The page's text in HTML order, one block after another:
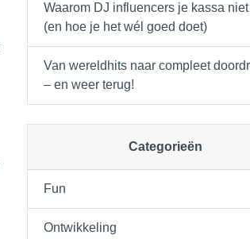
Waarom DJ influencers je kassa
(en hoe je het wél goed doet)
Van wereldhits naar compleet
– en weer terug!
Categorieën
Fun
Ontwikkeling